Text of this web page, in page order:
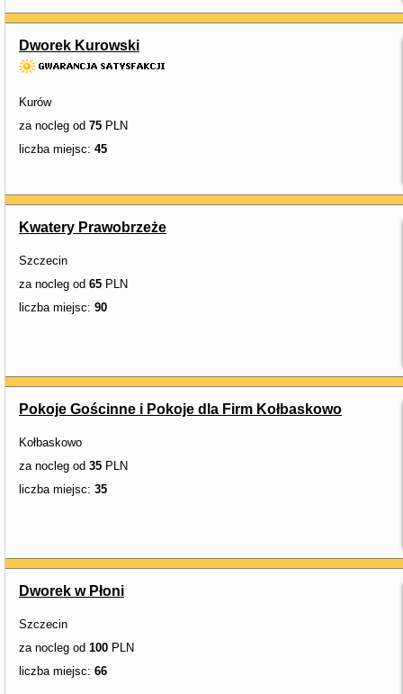
Dworek Kurowski
Kurów
za nocleg od 75 PLN
liczba miejsc: 45
Kwatery Prawobrzeże
Szczecin
za nocleg od 65 PLN
liczba miejsc: 90
Pokoje Gościnne i Pokoje dla Firm Kołbaskowo
Kołbaskowo
za nocleg od 35 PLN
liczba miejsc: 35
Dworek w Płoni
Szczecin
za nocleg od 100 PLN
liczba miejsc: 66